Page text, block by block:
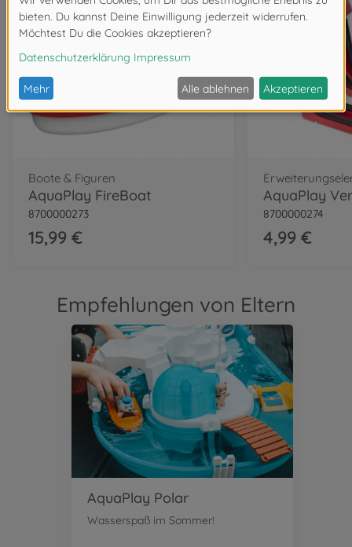
Wasserbahnen
AquaPlay AmphieWorld
8700001650
Wasserbahnen
AquaPlay StartSet
8700001501
AquaPlay AdventureLand
8700001547
29,99 €
Wasserbahnen
AquaPlay ContainerPort
8700001532
39,99 € 59,99 €
Boote & Figuren
AquaPlay FireBoat
8700000273
15,99 €
8700000274
4,99 €
Empfehlungen von Eltern
AquaPlay Polar
Wasserspaß im Sommer!